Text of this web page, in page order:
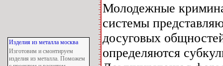
Изделия из металла москва
Изготовим и смонтируем
изделия из металла. Поможем
Молодежные
системы
досуговых
определяются